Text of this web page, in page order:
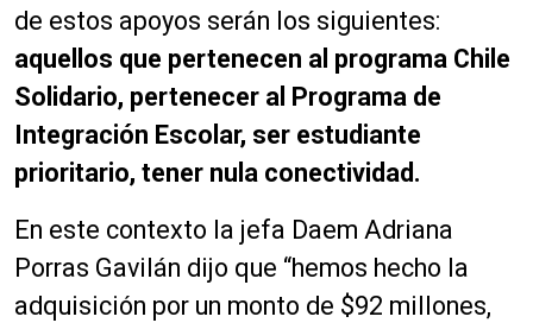
de estos apoyos serán los siguientes:
aquellos que pertenecen al programa Chile
Solidario, pertenecer al Programa de
Integración Escolar, ser estudiante
prioritario, tener nula conectividad.
En este contexto la jefa Daem Adriana
Porras Gavilán dijo que “hemos hecho la
adquisición por un monto de $92 millones,